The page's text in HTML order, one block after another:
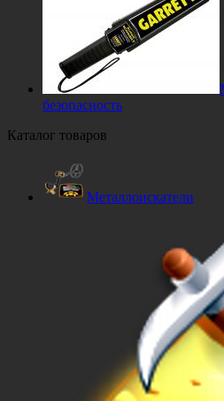
безопасность
Каталог товаров
Металлоискатели